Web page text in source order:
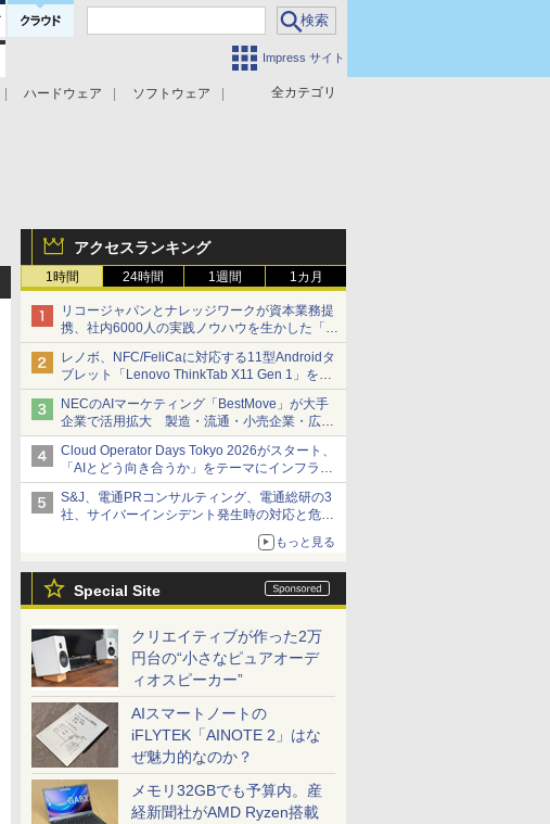
Impress サイト
全カテゴリ
ハードウェア
ソフトウェア
アクセスランキング
1時間 24時間 1週間 1カ月
リコージャパンとナレッジワークが資本業務提
携、社内6000人の実践ノウハウを生かした「AI
商談記録 for RICOH」を展開へ
レノボ、NFC/FeliCaに対応する11型Androidタ
ブレット「Lenovo ThinkTab X11 Gen 1」を発
売
NECのAIマーケティング「BestMove」が大手
企業で活用拡大 製造・流通・小売企業・広告
代理店などが実装フェーズへ
Cloud Operator Days Tokyo 2026がスタート、
「AIとどう向き合うか」をテーマにインフラ運
用の知見を集約
S&J、電通PRコンサルティング、電通総研の3
社、サイバーインシデント発生時の対応と危機
管理広報を一体的に訓練するプログラムを提供
もっと見る
Special Site
クリエイティブが作った2万
円台の“小さなピュアオーデ
ィオスピーカー”
AIスマートノートの
iFLYTEK「AINOTE 2」はな
ぜ魅力的なのか？
メモリ32GBでも予算内。産
経新聞社がAMD Ryzen搭載